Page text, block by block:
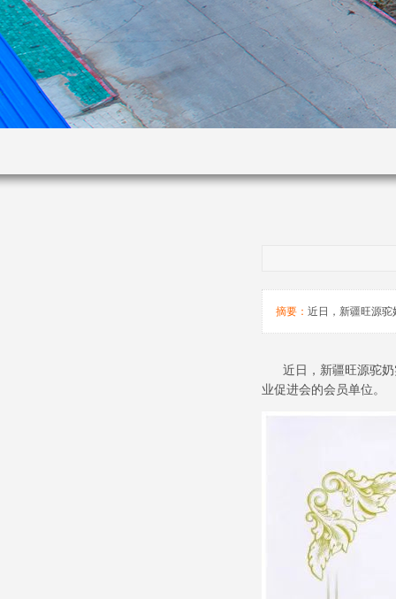
摘要： 近日，新疆旺源驼
近日，新疆旺源驼奶
业促进会的会员单位。